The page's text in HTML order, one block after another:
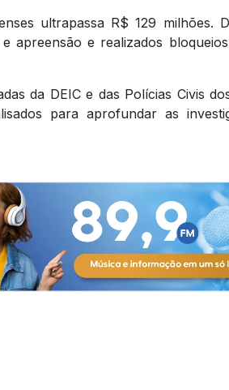
ultrapassa R$ 129 milhões.
apreensão e realizados
da DEIC e das Polícias Civis
para aprofundar as